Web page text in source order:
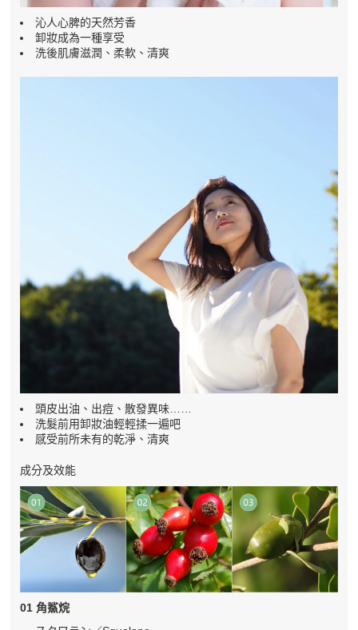
沁人心脾的天然芳香
卸妝成為一種享受
洗後肌膚滋潤、柔軟、清爽
頭皮出油、出痘、散發異味……
洗髮前用卸妝油輕輕揉一遍吧
感受前所未有的乾淨、清爽
成分及效能
01 角鯊烷